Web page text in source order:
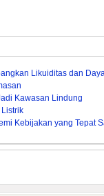
Likuiditas dan
Kawasan Lindung
Kebijakan yang Tepat